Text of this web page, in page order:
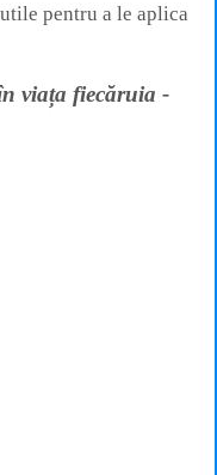
pentru a le aplica
viața fiecăruia -